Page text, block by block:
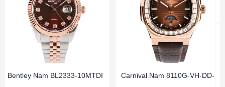
Bentley Nam BL2333-10MTDI Carnival Nam 8110G-VH-DD-N